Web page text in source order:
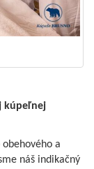
kúpeľnej
a
náš indikačný